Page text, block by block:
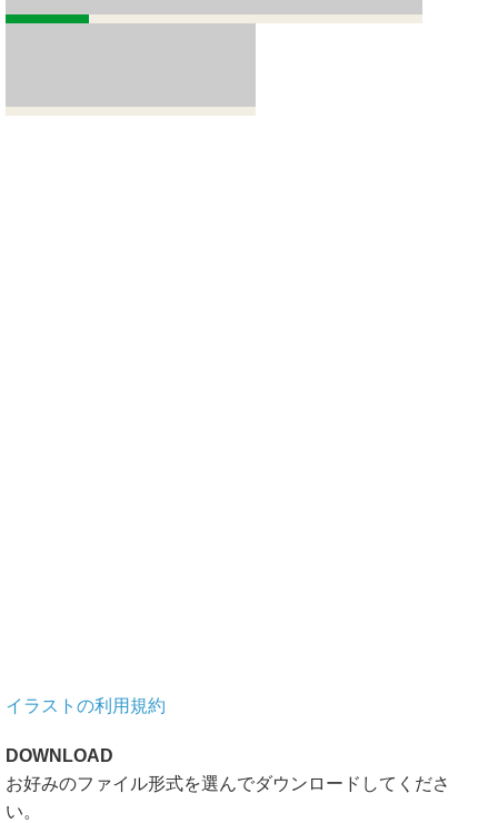
イラストの利用規約
DOWNLOAD
お好みのファイル形式を選んでダウンロードしてくださ
い。